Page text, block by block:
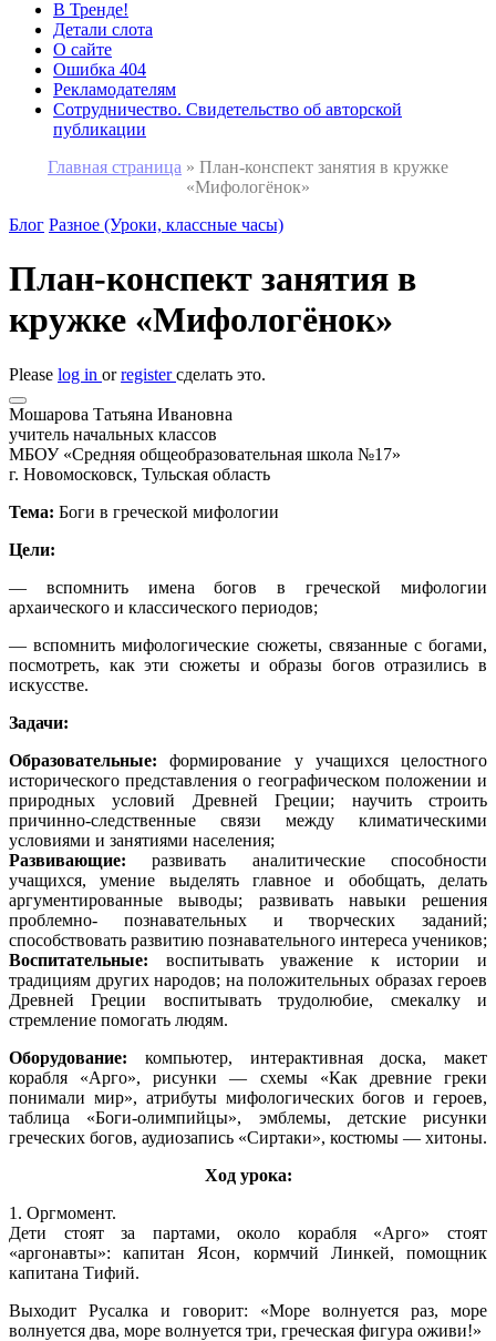
В Тренде!
Детали слота
О сайте
Ошибка 404
Рекламодателям
Сотрудничество. Свидетельство об авторской
публикации
Главная страница » План-конспект занятия в кружке
«Мифологёнок»
Блог Разное (Уроки, классные часы)
План-конспект занятия в
кружке «Мифологёнок»
Please log in orregisterсделать это.
Мошарова Татьяна Ивановна
учитель начальных классов
МБОУ «Средняя общеобразовательная школа №17»
г. Новомосковск, Тульская область
Тема: Боги в греческой мифологии
Цели:
— вспомнить имена богов в греческой мифологии
архаического и классического периодов;
— вспомнить мифологические сюжеты, связанные с богами,
посмотреть, как эти сюжеты и образы богов отразились в
искусстве.
Задачи:
Образовательные: формирование у учащихся целостного
исторического представления о географическом положении и
природных условий Древней Греции; научить строить
причинно-следственные связи между климатическими
условиями и занятиями населения;
Развивающие: развивать аналитические способности
учащихся, умение выделять главное и обобщать, делать
аргументированные выводы; развивать навыки решения
проблемно- познавательных и творческих заданий;
способствовать развитию познавательного интереса учеников;
Воспитательные: воспитывать уважение к истории и
традициям других народов; на положительных образах героев
Древней Греции воспитывать трудолюбие, смекалку и
стремление помогать людям.
Оборудование: компьютер, интерактивная доска, макет
корабля «Арго», рисунки — схемы «Как древние греки
понимали мир», атрибуты мифологических богов и героев,
таблица «Боги-олимпийцы», эмблемы, детские рисунки
греческих богов, аудиозапись «Сиртаки», костюмы — хитоны.
Ход урока:
1. Оргмомент.
Дети стоят за партами, около корабля «Арго» стоят
«аргонавты»: капитан Ясон, кормчий Линкей, помощник
капитана Тифий.
Выходит Русалка и говорит: «Море волнуется раз, море
волнуется два, море волнуется три, греческая фигура оживи!»